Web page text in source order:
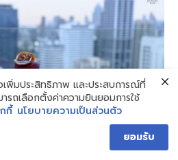
เพิ่มประสิทธิภาพ และประสบการณ์ที่
รถเลือกตั้งค่าความยินยอมการใช้
กี้ นโยบายความเป็นส่วนตัว
ยอมรับ